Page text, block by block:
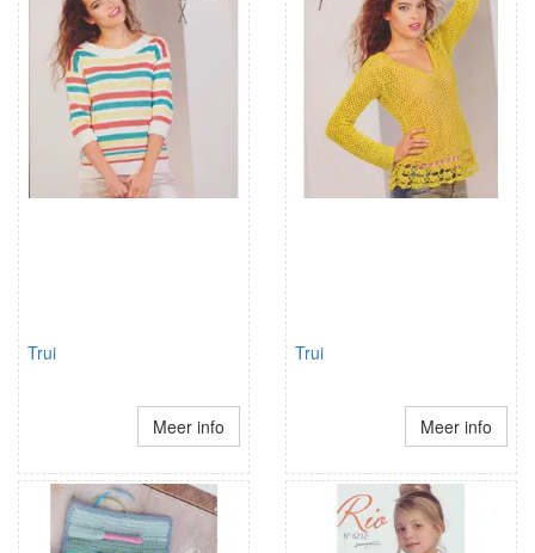
Trui
Meer info
Trui
Meer info